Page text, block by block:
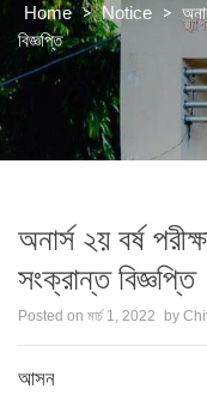
Home > Notice >
বিজ্ঞপ্তি
অনার্স ২য় বর্ষ
সংক্রান্ত বিজ্ঞপ্তি
Posted on মার্চ 1, 2022 by
আসন